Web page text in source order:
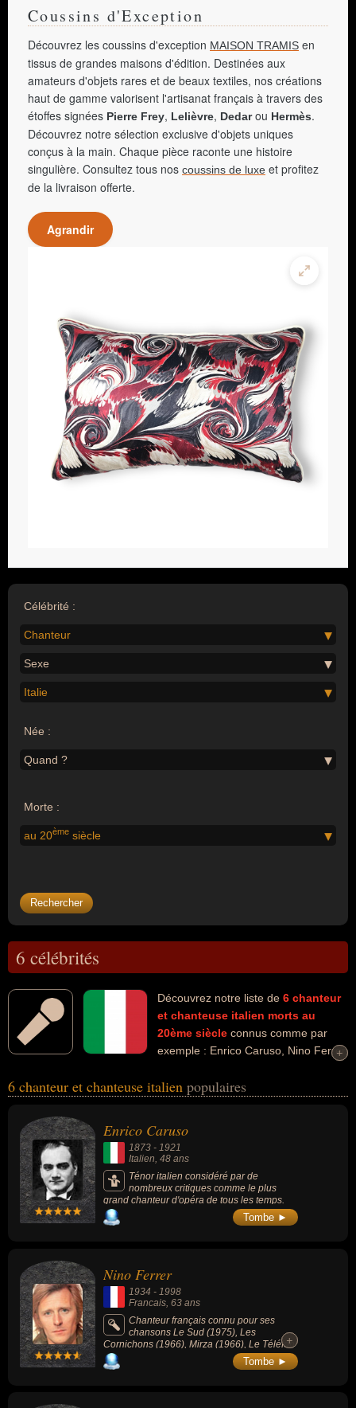
Coussins d'Exception
Découvrez les coussins d'exception MAISON TRAMIS en
tissus de grandes maisons d'édition. Destinées aux
amateurs d'objets rares et de beaux textiles, nos créations
haut de gamme valorisent l'artisanat français à travers des
étoffes signées Pierre Frey, Lelièvre, Dedarou Hermès.
Découvrez notre sélection exclusive d'objets uniques
conçus à la main. Chaque pièce raconte une histoire
singulière. Consultez tous nos coussins de luxe et profitez
de la livraison offerte.
Agrandir
Célébrité :
Chanteur
Sexe
Italie
Née :
Quand ?
Morte :
au 20ème siècle
6 célébrités
Découvrez notre liste de 6 chanteur
et chanteuse italien morts au
20ème siècle connus comme par
exemple : Enrico Caruso, Nino Ferrer,
Ces personnalités peuvent avoir des liens variés dans les
sculpture ou de variétés. Ces célébrités peuvent également avoir
été artiste, chanteur classique, chanteur d'opéra, musicien,
chanteur de variétés, compositeur, compositeur de variétés,
parolier, dj, peintre ou sculpteur. En ce qui concerne leurs
nationalités au moment de leurs morts, ils peuvent avoir été
francais par exemple.
+
+
6 chanteur et chanteuse italien populaires
Enrico Caruso
1873 - 1921
Italien, 48 ans
Ténor italien considéré par de
nombreux critiques comme le plus
grand chanteur d'opéra de tous les temps.
Tombe ►
Nino Ferrer
1934 - 1998
Francais , 63 ans
Chanteur français connu pour ses
chansons Le Sud (1975), Les
Cornichons (1966), Mirza (1966), Le Téléfon
(1967) ou La Rua Madureira (1969).
+
+
Tombe ►